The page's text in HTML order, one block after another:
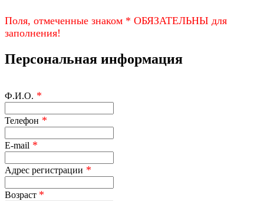
Поля, отмеченные знаком * ОБЯЗАТЕЛЬНЫ для
заполнения!
Персональная информация
Ф.И.О. *
Телефон *
E-mail *
Адрес регистрации *
Возраст *